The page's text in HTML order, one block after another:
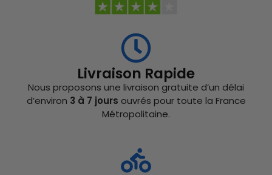
Livraison Rapide
Nous proposons une livraison gratuite d’un délai
d’environ 3 à 7 jours ouvrés pour toute la France
Métropolitaine.